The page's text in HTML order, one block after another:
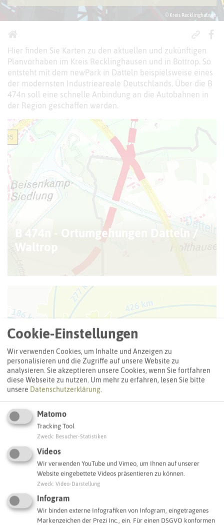
© Kreis Recklinghausen
Hier finden Sie Karten zu den aktuellen und zukünftigen
Planvorhaben im Kreis Recklinghausen und in Bottrop. So
entsteht mit dem newPark in Datteln beispielsweise eines
der modernsten Industrieareale Deutschlands. Über die B
474n soll eine schnelle Anbindung an die Autobahnen in
der Region geschaffen werden.
©
P
a
s
c
a
l
M
e
y
e
h
ö
f
e
r,
B
i
l
d
r
e
c
h
t
e:
K
r
e
i
s
R
e
c
k
l
i
n
g
h
a
u
s
e
B 474n - Ortumgehungen Datteln /
Waltrop
©
P
a
s
c
a
l
M
e
y
e
h
ö
f
e
r,
B
i
l
d
r
e
c
h
t
e:
K
r
e
i
s
R
e
c
k
l
i
n
g
h
a
u
s
e
newPark in Europa
Cookie-Einstellungen
Wir verwenden Cookies, um Inhalte und Anzeigen zu
personalisieren und die Zugriffe auf unsere Website zu
analysieren. Sie akzeptieren unsere Cookies, wenn Sie fortfahren
diese Webseite zu nutzen. Um mehr zu erfahren, lesen Sie bitte
unsere Datenschutzerklärung.
Matomo
Tracking Tool
Zweck Besucher-Statistiken
Videos
Wir verwenden YouTube und Vimeo, um Ihnen auf unserer
Website eingebettete Videos präsentieren zu können.
Zweck Video-Darstellung
Infogram
Wir binden externe Infografiken von Infogram, eingetragenes
Markenzeichen der Prezi Inc., ein. Für einen DSGVO konformen